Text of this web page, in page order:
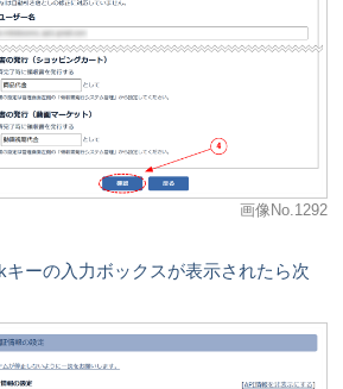
画像No.1292
キーの入力ボックスが表示されたら次